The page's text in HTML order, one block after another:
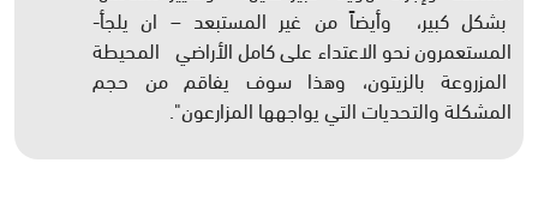
بشكل كبير، وأيضاً من غير المستبعد – ان يلجأ-
المستعمرون نحو الاعتداء على كامل الأراضي المحيطة
المزروعة بالزيتون، وهذا سوف يفاقم من حجم
المشكلة والتحديات التي يواجهها المزارعون".